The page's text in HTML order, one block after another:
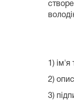
1)
2)
3)